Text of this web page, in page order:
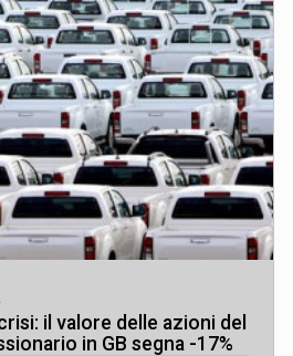
il valore delle azioni del
in GB segna -17%